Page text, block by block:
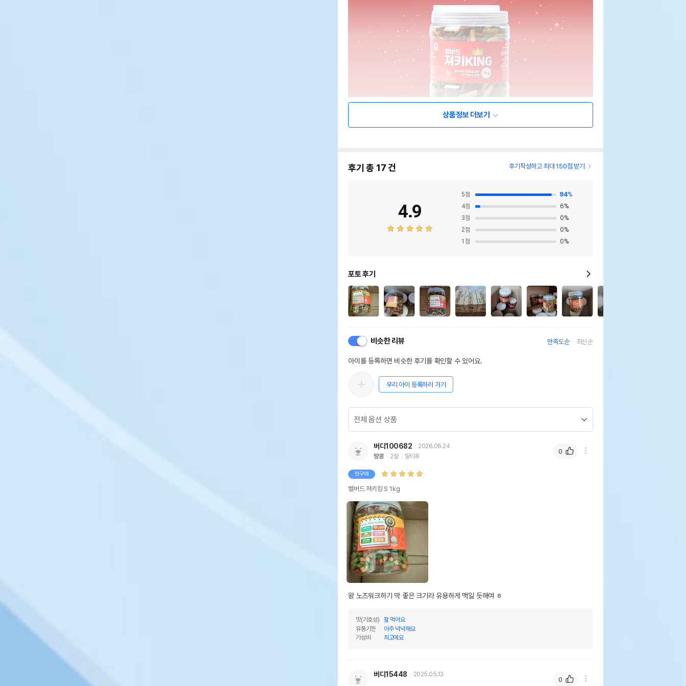
상품정보 더보기
후기 총 17건 후기작성하고 최대 150점 받기
4.9
5점 94%
4점 6%
3점 0%
2점 0%
1 점 0%
포토 후기
비슷한 리뷰 만족도순 최신순
아이를 등록하면 비슷한 후기를 확인할 수 있어요.
우리 아이 등록하러 가기
버디100682
2026.06.24
땅콩
2살 말티푸
첫구매
벨버드 져키킹 S 1kg
왕 노즈워크하기 딱 좋은 크기라 유용하게 맥일 듯해여 ㅎ
맛(기호성)
잘 먹어요
유통기한
아주 넉넉해요
가성비
최고에요
0
버디15448 2025.05.13
0